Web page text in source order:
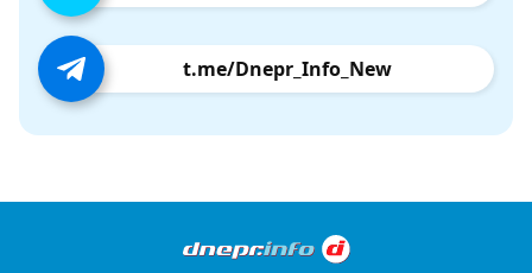
t.me/Dnepr_Info_New